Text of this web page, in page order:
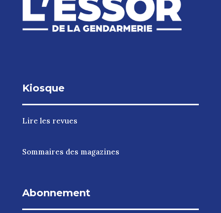
Kiosque
Lire les revues
Sommaires des magazines
Abonnement